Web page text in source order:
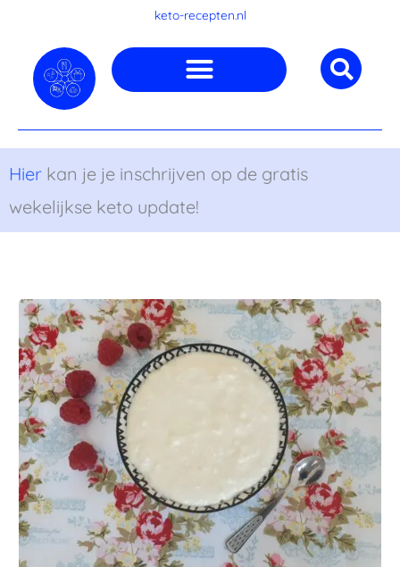
inhoud
keto-recepten.nl
Hier kan je je inschrijven op de gratis
wekelijkse keto update!